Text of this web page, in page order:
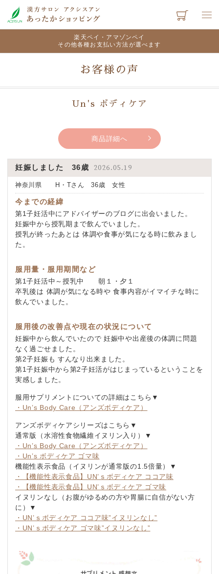
楽天ペイ・アマゾンペイ
その他各種お支払い方法が選べます
お客様の声
Un's ボディケア
商品詳細へ
妊娠しました 36歳 2026.05.19
神奈川県 H・Tさん 36歳 女性
今までの経緯
第1子妊活中にアドバイザーのブログに出会いました。
妊娠中から授乳期まで飲んでいました。
授乳が終ったあとは 体調や食事が気になる時に飲みまし
た。
服用量・服用期間など
第1子妊活中～授乳中 朝１・夕１
卒乳後は 体調が気になる時や 食事内容がイマイチな時に
飲んでいました。
服用後の改善点や現在の状況について
妊娠中から飲んでいたので 妊娠中や出産後の体調に問題
なく過ごせました。
第2子妊娠も すんなり出来ました。
第1子妊娠中から第2子妊活がはじまっているということを
実感しました。
服用サプリメントについての詳細はこちら▼
・Un’s Body Care（アンズボディケア）
アンズボディケアシリーズはこちら▼
通常版（水溶性食物繊維イヌリン入り）▼
・Un’s Body Care（アンズボディケア）
・Un’s ボディケア ゴマ味
機能性表示食品（イヌリンが通常版の1.5倍量）▼
・【機能性表示食品】UN’ｓボディケア ココア味
・【機能性表示食品】UN’ｓボディケア ゴマ味
イヌリンなし（お腹がゆるめの方や胃腸に自信がない方
に）▼
・UN’ｓボディケア ココア味”イヌリンなし”
・UN’ｓボディケア ゴマ味”イヌリンなし”